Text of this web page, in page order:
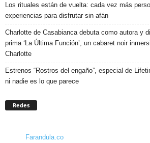
Los rituales están de vuelta: cada vez más
experiencias para disfrutar sin afán
Charlotte de Casabianca debuta como autora y
prima ‘La Última Función’, un cabaret noir
Charlotte
Estrenos “Rostros del engaño”, especial de
ni nadie es lo que parece
Redes
Farandula.co